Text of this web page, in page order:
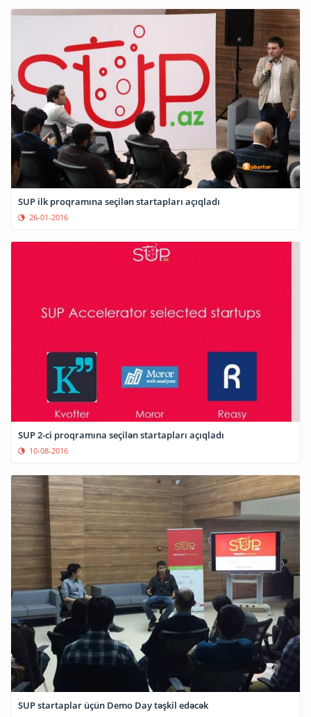
SUP ilk proqramına seçilən startapları açıqladı
26-01-2016
SUP 2-ci proqramına seçilən startapları açıqladı
10-08-2016
SUP startaplar üçün Demo Day təşkil edəcək